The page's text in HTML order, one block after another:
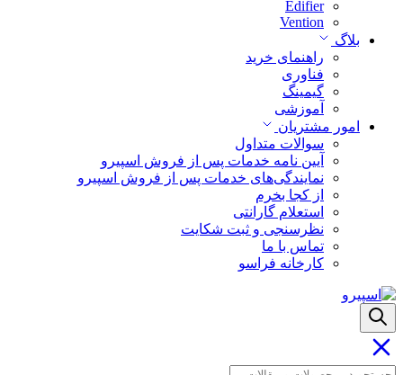
Edifier
Vention
بلاگ
راهنمای خرید
فناوری
گیمینگ
آموزشی
امور مشتریان
سوالات متداول
آیین نامه خدمات پس از فروش اسپیرو
نمایندگی‌های خدمات پس از فروش اسپیرو
از کجا بخرم
استعلام گارانتی
نظرسنجی و ثبت شکایت
تماس با ما
کارخانه فراسو